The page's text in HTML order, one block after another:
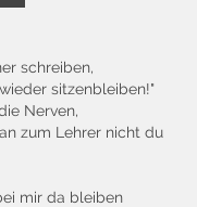
schreiben,
sitzenbleiben!"
Nerven,
zum Lehrer nicht du
mir da bleiben